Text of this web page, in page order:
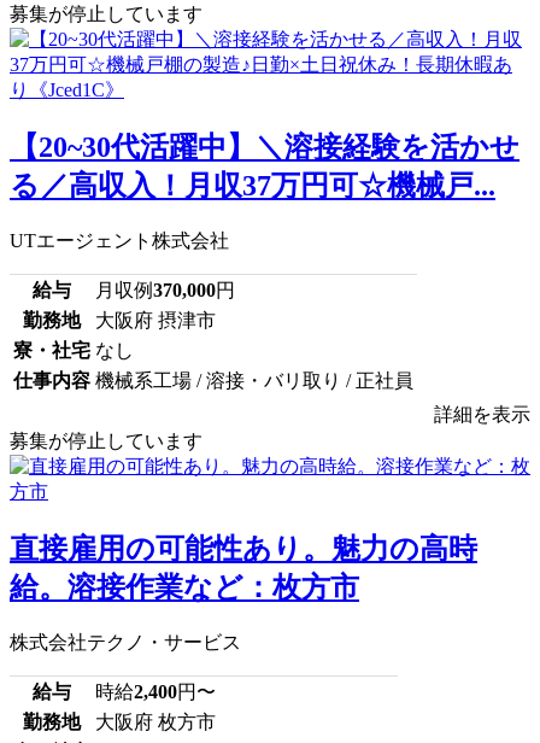
募集が停止しています
【20~30代活躍中】＼溶接経験を活かせ
る／高収入！月収37万円可☆機械戸...
UTエージェント株式会社
給与 月収例370,000円
勤務地
大阪府 摂津市
寮・社宅 なし
仕事内容 機械系工場 / 溶接・バリ取り / 正社員
詳細を表示
募集が停止しています
直接雇用の可能性あり。魅力の高時
給。溶接作業など：枚方市
株式会社テクノ・サービス
給与 時給2,400円〜
勤務地
大阪府 枚方市